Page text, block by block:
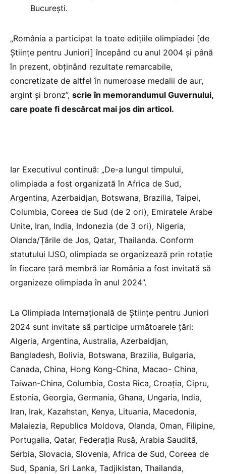
București.
„România a participat la toate edițiile olimpiadei [de
Științe pentru Juniori] începând cu anul 2004 și până
în prezent, obținând rezultate remarcabile,
concretizate de altfel în numeroase medalii de aur,
argint și bronz”, scrie în memorandumul Guvernului,
care poate fi descărcat mai jos din articol.
Iar Executivul continuă: „De-a lungul timpului,
olimpiada a fost organizată în Africa de Sud,
Argentina, Azerbaidjan, Botswana, Brazilia, Taipei,
Columbia, Coreea de Sud (de 2 ori), Emiratele Arabe
Unite, Iran, India, Indonezia (de 3 ori), Nigeria,
Olanda/Țările de Jos, Qatar, Thailanda. Conform
statutului IJSO, olimpiada se organizează prin rotație
în fiecare țară membră iar România a fost invitată să
organizeze olimpiada în anul 2024”.
La Olimpiada Internațională de Științe pentru Juniori
2024 sunt invitate să participe următoarele țări:
Algeria, Argentina, Australia, Azerbaidjan,
Bangladesh, Bolivia, Botswana, Brazilia, Bulgaria,
Canada, China, Hong Kong-China, Macao- China,
Taiwan-China, Columbia, Costa Rica, Croația, Cipru,
Estonia, Georgia, Germania, Ghana, Ungaria, India,
Iran, Irak, Kazahstan, Kenya, Lituania, Macedonia,
Malaiezia, Republica Moldova, Olanda, Oman, Filipine,
Portugalia, Qatar, Federația Rusă, Arabia Saudită,
Serbia, Slovacia, Slovenia, Africa de Sud, Coreea de
Sud, Spania, Sri Lanka, Tadjikistan, Thailanda,